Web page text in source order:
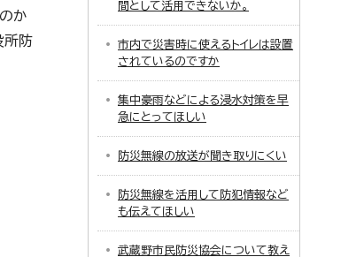
か
所防
間として活用できないか。
市内で災害時に使えるトイレは設置
されているのですか
集中豪雨などによる浸水対策を早
急にとってほしい
防災無線の放送が聞き取りにくい
防災無線を活用して防犯情報など
も伝えてほしい
武蔵野市民防災協会について教え